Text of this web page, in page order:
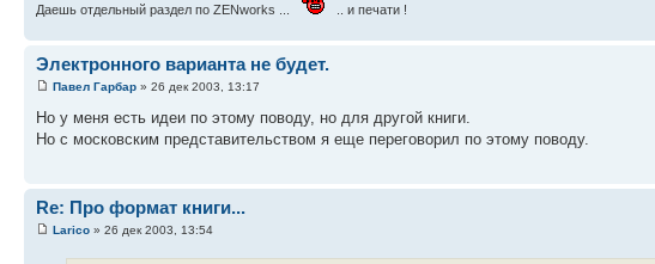
Даешь отдельный раздел по ZENworks ... .. и печати !
Электронного варианта не будет.
Павел Гарбар » 26 дек 2003, 13:17
Но у меня есть идеи по этому поводу, но для другой книги.
Но с московским представительством я еще переговорил по этому поводу.
Re: Про формат книги...
Larico » 26 дек 2003, 13:54